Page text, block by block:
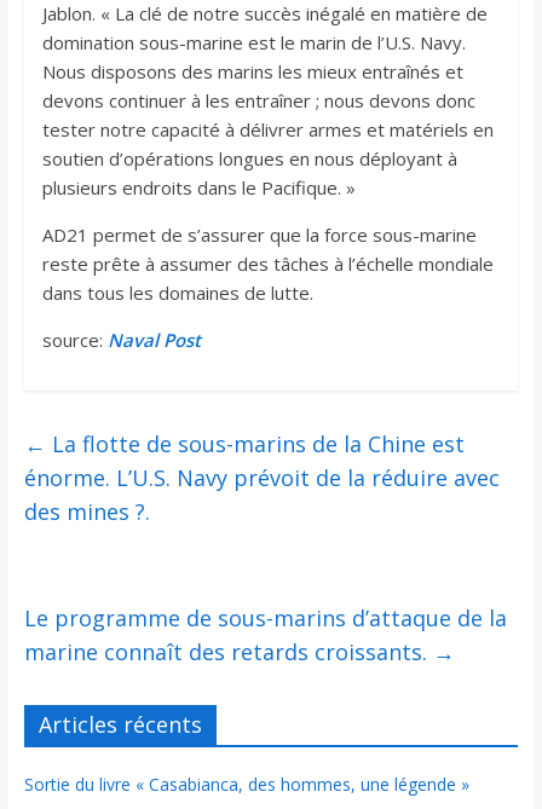
Jablon. « La clé de notre succès inégalé en matière de
domination sous-marine est le marin de l’U.S. Navy.
Nous disposons des marins les mieux entraînés et
devons continuer à les entraîner ; nous devons donc
tester notre capacité à délivrer armes et matériels en
soutien d’opérations longues en nous déployant à
plusieurs endroits dans le Pacifique. »
AD21 permet de s’assurer que la force sous-marine
reste prête à assumer des tâches à l’échelle mondiale
dans tous les domaines de lutte.
source: Naval Post
← La flotte de sous-marins de la Chine est
énorme. L’U.S. Navy prévoit de la réduire avec
des mines ?.
Le programme de sous-marins d’attaque de la
marine connaît des retards croissants. →
Articles récents
Sortie du livre « Casabianca, des hommes, une légende »